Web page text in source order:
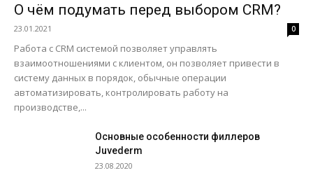
О чём подумать перед выбором CRM?
23.01.2021 0
Работа с CRM системой позволяет управлять
взаимоотношениями с клиентом, он позволяет привести в
систему данных в порядок, обычные операции
автоматизировать, контролировать работу на
производстве,...
Основные особенности филлеров
Juvederm
23.08.2020